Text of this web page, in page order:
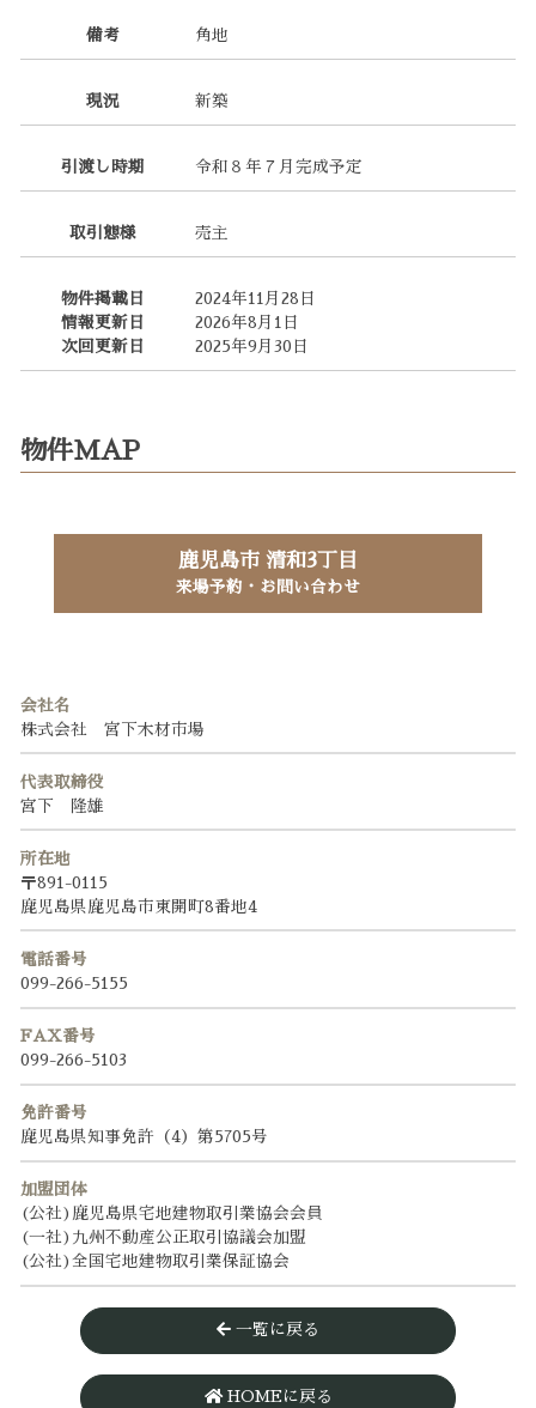
備考 角地
現況 新築
引渡し時期 令和８年７月完成予定
取引態様 売主
物件掲載日
情報更新日
次回更新日
2024年11月28日
2026年8月1日
2025年9月30日
物件MAP
鹿児島市 清和3丁目
来場予約・お問い合わせ
会社名
株式会社 宮下木材市場
代表取締役
宮下 隆雄
所在地
〒891-0115
鹿児島県鹿児島市東開町8番地4
電話番号
099-266-5155
FAX番号
099-266-5103
免許番号
鹿児島県知事免許（4）第5705号
加盟団体
(公社)鹿児島県宅地建物取引業協会会員
(一社)九州不動産公正取引協議会加盟
(公社)全国宅地建物取引業保証協会
一覧に戻る
HOMEに戻る